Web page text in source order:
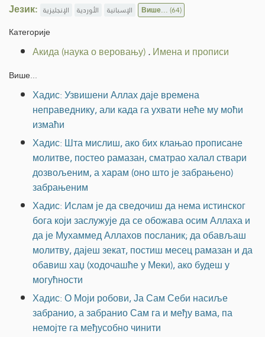
Језик: الإنجليزية الأوردية الإسبانية Више...(64)
Категорије
Акида (наука о веровању).Имена и прописи
Више...
Хадис: Узвишени Аллах даје времена
неправеднику, али када га ухвати неће му моћи
измаћи
Хадис: Шта мислиш, ако бих клањао прописане
молитве, постео рамазан, сматрао халал ствари
дозвољеним, а харам (оно што је забрањено)
забрањеним
Хадис: Ислам је да сведочиш да нема истинског
бога који заслужује да се обожава осим Аллаха и
да је Мухаммед Аллахов посланик; да обављаш
молитву, дајеш зекат, постиш месец рамазан и да
обавиш хаџ (ходочашће у Меки), ако будеш у
могућности
Хадис: О Моји робови, Ја Сам Себи насиље
забранио, а забранио Сам га и међу вама, па
немојте га међусобно чинити